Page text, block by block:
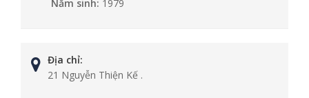
Năm sinh: 1979
Địa chỉ:
21 Nguyễn Thiện Kế .